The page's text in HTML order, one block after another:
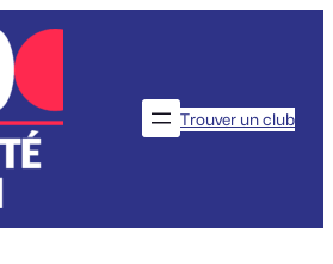
Trouver un club